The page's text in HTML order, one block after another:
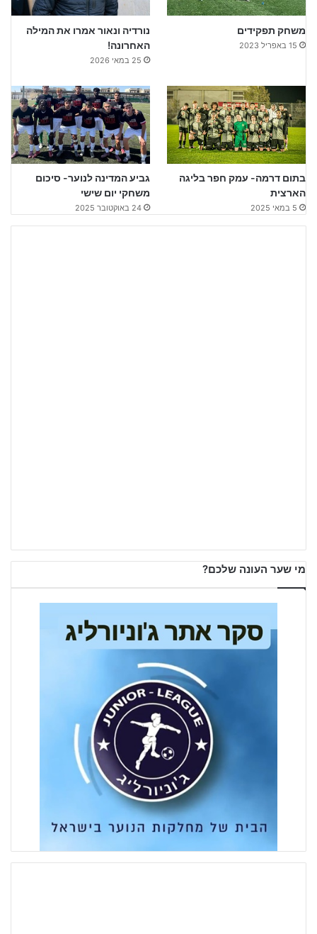
משחק תפקידים
15 באפריל 2023
נורדיה ונאור אמרו את המילה
האחרונה!
25 במאי 2026
בתום דרמה- עמק חפר בליגה
הארצית
5 במאי 2025
גביע המדינה לנוער- סיכום
משחקי יום שישי
24 באוקטובר 2025
מי שער העונה שלכם?